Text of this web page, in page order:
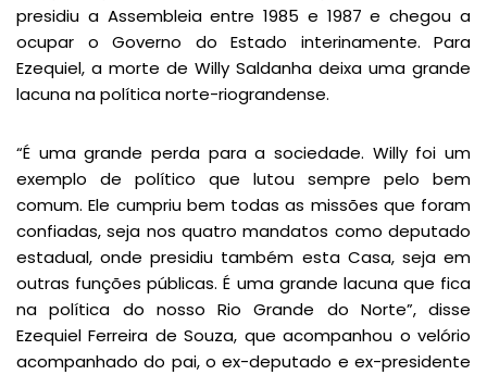
presidiu a Assembleia entre 1985 e 1987 e chegou a
ocupar o Governo do Estado interinamente. Para
Ezequiel, a morte de Willy Saldanha deixa uma grande
lacuna na política norte-riograndense.
“É uma grande perda para a sociedade. Willy foi um
exemplo de político que lutou sempre pelo bem
comum. Ele cumpriu bem todas as missões que foram
confiadas, seja nos quatro mandatos como deputado
estadual, onde presidiu também esta Casa, seja em
outras funções públicas. É uma grande lacuna que fica
na política do nosso Rio Grande do Norte”, disse
Ezequiel Ferreira de Souza, que acompanhou o velório
acompanhado do pai, o ex-deputado e ex-presidente